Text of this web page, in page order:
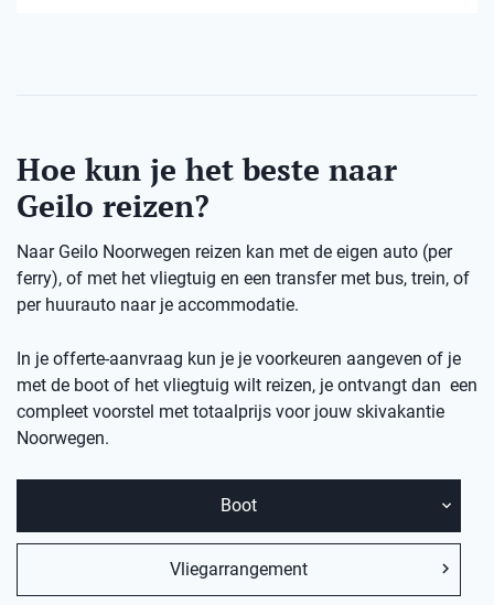
Hoe kun je het beste naar
Geilo reizen?
Naar Geilo Noorwegen reizen kan met de eigen auto (per
ferry), of met het vliegtuig en een transfer met bus, trein, of
per huurauto naar je accommodatie.
In je offerte-aanvraag kun je je voorkeuren aangeven of je
met de boot of het vliegtuig wilt reizen, je ontvangt dan een
compleet voorstel met totaalprijs voor jouw skivakantie
Noorwegen.
Boot
Vliegarrangement